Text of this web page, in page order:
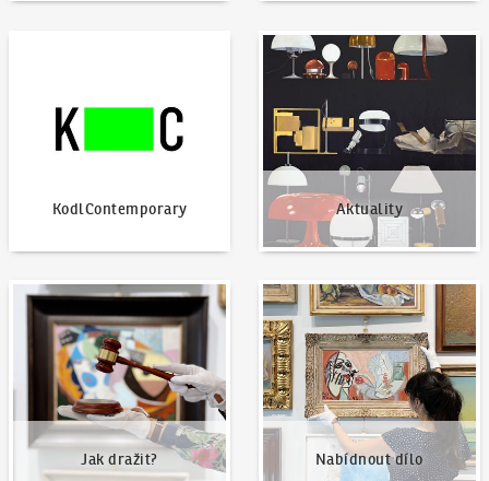
KodlContemporary Aktuality
Aktuality
Jak dražit?
Jak dražit?
Nabídnout dílo
Nabídnout dílo